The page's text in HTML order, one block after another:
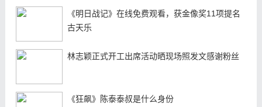
《明日战记》在线免费观看，获金像奖11项提名
古天乐
林志颖正式开工出席活动晒现场照发文感谢粉丝
《狂飙》陈泰泰叔是什么身份